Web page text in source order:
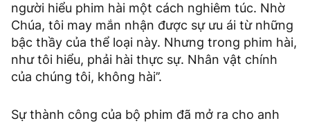
người hiểu phim hài một cách nghiêm túc. Nhờ
Chúa, tôi may mắn nhận được sự ưu ái từ những
bậc thầy của thể loại này. Nhưng trong phim hài,
như tôi hiểu, phải hài thực sự. Nhân vật chính
của chúng tôi, không hài’’.
Sự thành công của bộ phim đã mở ra cho anh